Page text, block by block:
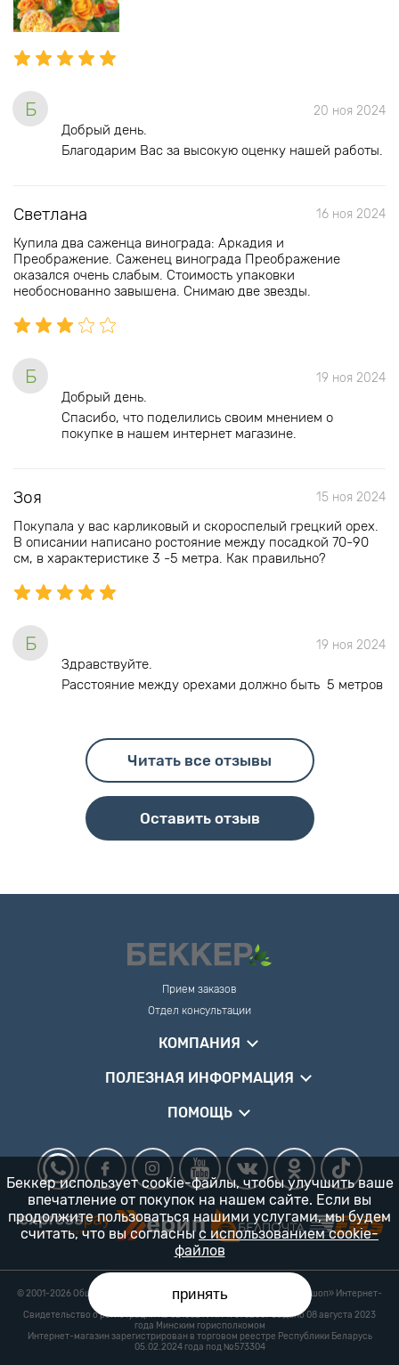
Б 20 ноя 2024
Добрый день.
Благодарим Вас за высокую оценку нашей работы.
Светлана 16 ноя 2024
Купила два саженца винограда: Аркадия и
Преображение. Саженец винограда Преображение
оказался очень слабым. Стоимость упаковки
необоснованно завышена. Снимаю две звезды.
Б 19 ноя 2024
Добрый день.
Спасибо, что поделились своим мнением о
покупке в нашем интернет магазине.
Зоя 15 ноя 2024
Покупала у вас карликовый и скороспелый грецкий орех.
В описании написано ростояние между посадкой 70-90
см, в характеристике 3 -5 метра. Как правильно?
Б 19 ноя 2024
Здравствуйте.
Расстояние между орехами должно быть 5 метров
Читать все отзывы
Оставить отзыв
Прием заказов
Отдел консультации
КОМПАНИЯ
ПОЛЕЗНАЯ ИНФОРМАЦИЯ
ПОМОЩЬ
© 2001-2026 Общество с ограниченной ответственностью «Гарденшоп» Интернет-
магазин «БЕККЕР™» 24/7
Свидетельство о регистрации № 0218821 УНП 193702687 выдано 08 августа 2023
года Минским горисполкомом
Интернет-магазин зарегистрирован в торговом реестре Республики Беларусь
05.02.2024 года под №573304
Беккер использует cookie-файлы, чтобы улучшить ваше
впечатление от покупок на нашем сайте. Если вы
продолжите пользоваться нашими услугами, мы будем
считать, что вы согласны с использованием cookie-
файлов
принять